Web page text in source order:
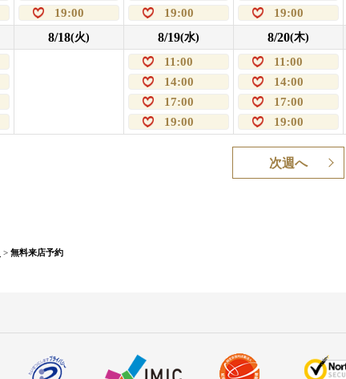
19:00
19:00
19:00
8/18(火) 8/19(水)
11:00
14:00
17:00
19:00
8/20(木)
11:00
14:00
17:00
19:00
次週へ
> 無料来店予約